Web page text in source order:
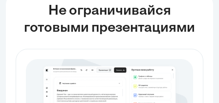
Не ограничивайся
готовыми презентациями